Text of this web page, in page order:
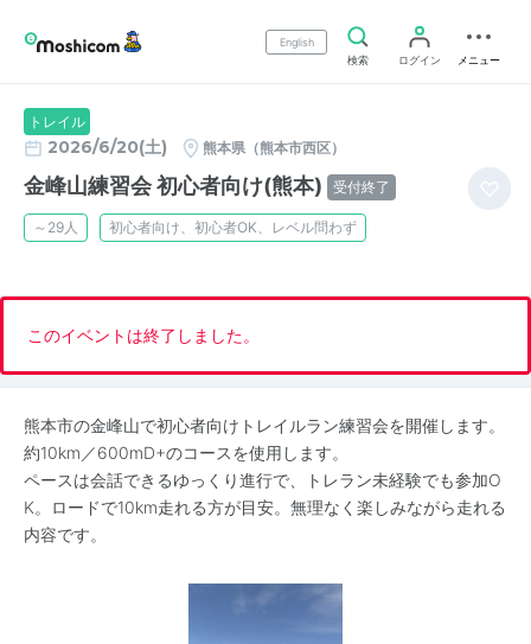
English
検索
ログイン メニュー
トレイル
2026/6/20(土) 熊本県（熊本市西区）
金峰山練習会 初心者向け(熊本) 受付終了
～29人 初心者向け、初心者OK、レベル問わず
このイベントは終了しました。
熊本市の金峰山で初心者向けトレイルラン練習会を開催します。
約10km／600mD+のコースを使用します。
ペースは会話できるゆっくり進行で、トレラン未経験でも参加O
K。ロードで10km走れる方が目安。無理なく楽しみながら走れる
内容です。